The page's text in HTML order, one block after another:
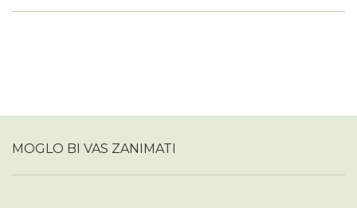
MOGLO BI VAS ZANIMATI